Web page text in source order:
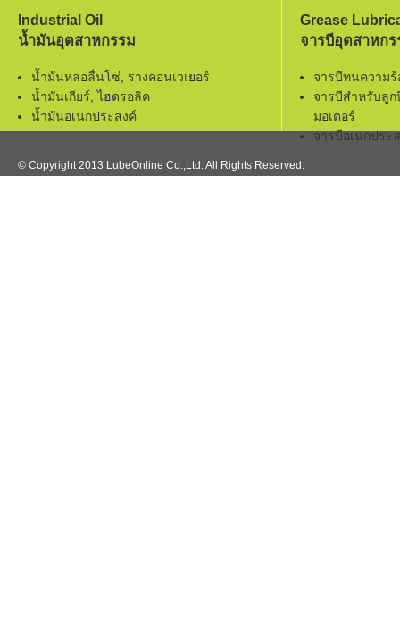
Industrial Oil
น้ำมันอุตสาหกรรม
น้ำมันหล่อลื่นโซ่, รางคอนเวเยอร์
น้ำมันเกียร์, ไฮดรอลิค
น้ำมันอเนกประสงค์
Grease
จารบีอุตสาหกร
จารบีทนความ
จารบีสำหรับลู
มอเตอร์
จารบีอเนกประ
© Copyright 2013 LubeOnline Co.,Ltd. All Rights Reserved.